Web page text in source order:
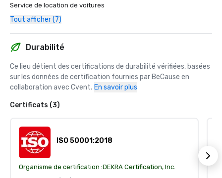
Service de location de voitures
Tout afficher (7)
Durabilité
Ce lieu détient des certifications de durabilité vérifiées, basées
sur les données de certification fournies par BeCause en
collaboration avec Cvent. En savoir plus
Certificats (3)
ISO 50001:2018
Organisme de certification :DEKRA Certification, Inc.